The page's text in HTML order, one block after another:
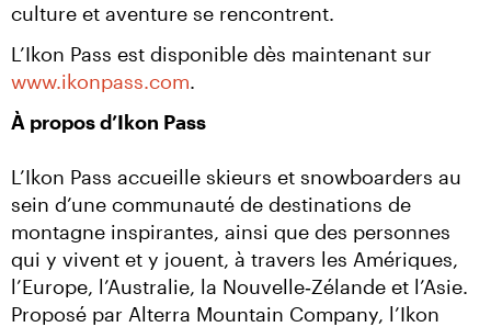
culture et aventure se rencontrent.
www.ikonpass.com.
À propos d’Ikon Pass
L’Ikon Pass accueille skieurs et snowboarders au
sein d’une communauté de destinations de
montagne inspirantes, ainsi que des personnes
qui y vivent et y jouent, à travers les Amériques,
l’Europe, l’Australie, la Nouvelle‑Zélande et l’Asie.
Proposé par Alterra Mountain Company, l’Ikon